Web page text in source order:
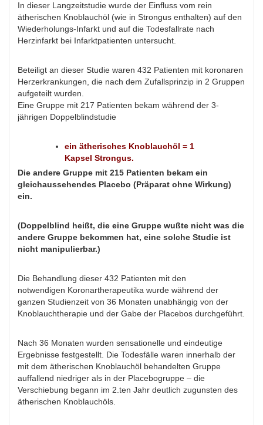
In dieser Langzeitstudie wurde der Einfluss vom rein
ätherischen Knoblauchöl (wie in Strongus enthalten) auf den
Wiederholungs-Infarkt und auf die Todesfallrate nach
Herzinfarkt bei Infarktpatienten untersucht.
Beteiligt an dieser Studie waren 432 Patienten mit koronaren
Herzerkrankungen, die nach dem Zufallsprinzip in 2 Gruppen
aufgeteilt wurden.
Eine Gruppe mit 217 Patienten bekam während der 3-
jährigen Doppelblindstudie
ein ätherisches Knoblauchöl = 1
Kapsel Strongus.
Die andere Gruppe mit 215 Patienten bekam ein
gleichaussehendes Placebo (Präparat ohne Wirkung)
ein.
(Doppelblind heißt, die eine Gruppe wußte nicht was die
andere Gruppe bekommen hat, eine solche Studie ist
nicht manipulierbar.)
Die Behandlung dieser 432 Patienten mit den
notwendigen Koronartherapeutika wurde während der
ganzen Studienzeit von 36 Monaten unabhängig von der
Knoblauchtherapie und der Gabe der Placebos durchgeführt.
Nach 36 Monaten wurden sensationelle und eindeutige
Ergebnisse festgestellt. Die Todesfälle waren innerhalb der
mit dem ätherischen Knoblauchöl behandelten Gruppe
auffallend niedriger als in der Placebogruppe – die
Verschiebung begann im 2.ten Jahr deutlich zugunsten des
ätherischen Knoblauchöls.